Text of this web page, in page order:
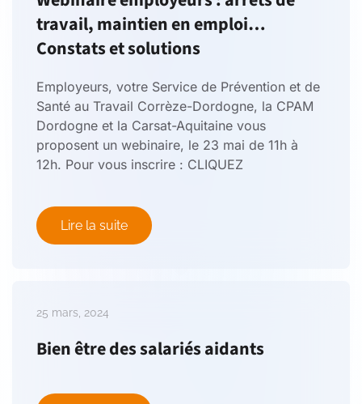
travail, maintien en emploi…
Constats et solutions
Employeurs, votre Service de Prévention et de
Santé au Travail Corrèze-Dordogne, la CPAM
Dordogne et la Carsat-Aquitaine vous
proposent un webinaire, le 23 mai de 11h à
12h. Pour vous inscrire : CLIQUEZ
Lire la suite
25 mars, 2024
Bien être des salariés aidants